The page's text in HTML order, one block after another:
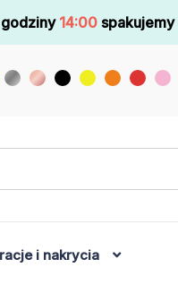
godziny14:00
i nakrycia